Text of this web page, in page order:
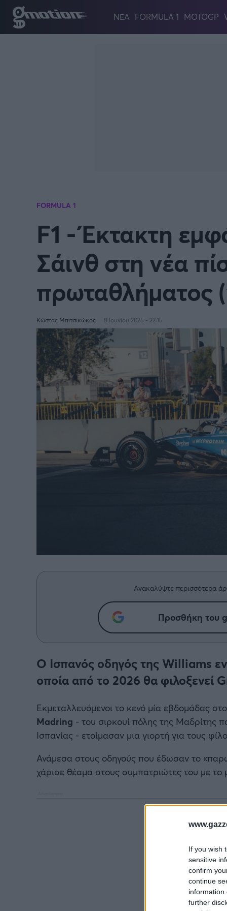
If you wish
sensitive
confirm
continue
information
further
Παράκαμψη προς το κυρίως περιεχόμενο
ΝΕΑ FORMULA 1 MOTOGP
FORMULA 1
F1 - Έκτακτη
Σάινθ στη νέα
πρωταθλήματος
Κώστας Μπιτσικώκος 8 Ιουνίου 2025 - 22:15
Ανακαλύψτε περισσότερα
Προσθήκη του
O Ισπανός οδηγός της Williams
οποία από το 2026 θα φιλοξενεί
Εκμεταλλευόμενοι το κενό μία εβδομάδας
Madring - του σιρκουί πόλης της Μαδρίτης
Ισπανίας - ετοίμασαν μια γιορτή για τους
Ανάμεσα στους οδηγούς που έδωσαν το
χάρισε θέαμα στους συμπατριώτες του με το